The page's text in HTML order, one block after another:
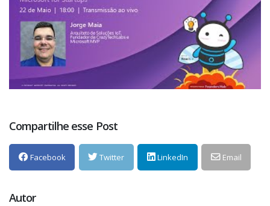
Compartilhe esse Post
Facebook Twitter LinkedIn Email
Autor